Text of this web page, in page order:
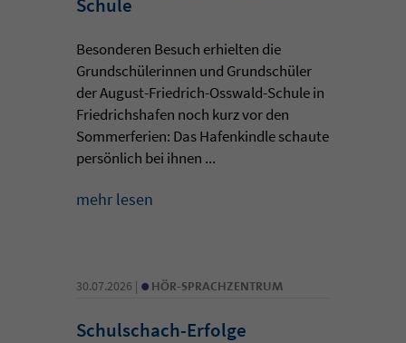
Besonderen Besuch erhielten die
Grundschülerinnen und Grundschüler
der August-Friedrich-Osswald-Schule in
Friedrichshafen noch kurz vor den
Sommerferien: Das Hafenkindle schaute
persönlich bei ihnen ...
mehr lesen
30.07.2026 | • HÖR-SPRACHZENTRUM
Schulschach-Erfolge